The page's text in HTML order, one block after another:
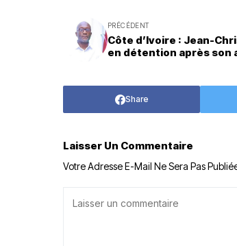
PRÉCÉDENT
Côte d’Ivoire : Jean-
en détention après son
Share
Laisser Un Commentaire
Votre Adresse E-Mail Ne Sera Pas